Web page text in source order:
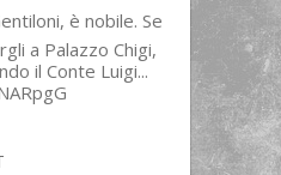
è nobile. Se
a Palazzo Chigi,
il Conte Luigi...